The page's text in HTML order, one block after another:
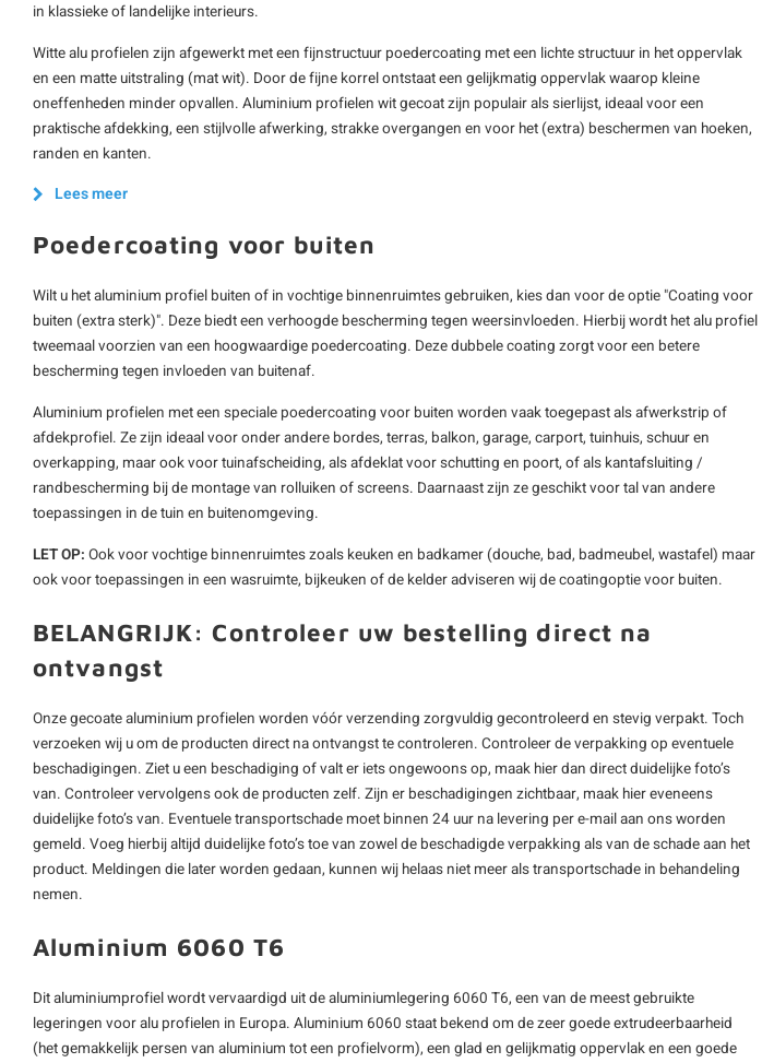
in klassieke of landelijke interieurs.
Witte alu profielen zijn afgewerkt met een fijnstructuur poedercoating met een lichte structuur in het oppervlak
en een matte uitstraling (mat wit). Door de fijne korrel ontstaat een gelijkmatig oppervlak waarop kleine
oneffenheden minder opvallen. Aluminium profielen wit gecoat zijn populair als sierlijst, ideaal voor een
praktische afdekking, een stijlvolle afwerking, strakke overgangen en voor het (extra) beschermen van hoeken,
randen en kanten.
Lees meer
Poedercoating voor buiten
Wilt u het aluminium profiel buiten of in vochtige binnenruimtes gebruiken, kies dan voor de optie "Coating voor
buiten (extra sterk)". Deze biedt een verhoogde bescherming tegen weersinvloeden. Hierbij wordt het alu profiel
tweemaal voorzien van een hoogwaardige poedercoating. Deze dubbele coating zorgt voor een betere
bescherming tegen invloeden van buitenaf.
Aluminium profielen met een speciale poedercoating voor buiten worden vaak toegepast als afwerkstrip of
afdekprofiel. Ze zijn ideaal voor onder andere bordes, terras, balkon, garage, carport, tuinhuis, schuur en
overkapping, maar ook voor tuinafscheiding, als afdeklat voor schutting en poort, of als kantafsluiting /
randbescherming bij de montage van rolluiken of screens. Daarnaast zijn ze geschikt voor tal van andere
toepassingen in de tuin en buitenomgeving.
LET OP: Ook voor vochtige binnenruimtes zoals keuken en badkamer (douche, bad, badmeubel, wastafel) maar
ook voor toepassingen in een wasruimte, bijkeuken of de kelder adviseren wij de coatingoptie voor buiten.
BELANGRIJK: Controleer uw bestelling direct na
ontvangst
Onze gecoate aluminium profielen worden vóór verzending zorgvuldig gecontroleerd en stevig verpakt. Toch
verzoeken wij u om de producten direct na ontvangst te controleren. Controleer de verpakking op eventuele
beschadigingen. Ziet u een beschadiging of valt er iets ongewoons op, maak hier dan direct duidelijke foto’s
van. Controleer vervolgens ook de producten zelf. Zijn er beschadigingen zichtbaar, maak hier eveneens
duidelijke foto’s van. Eventuele transportschade moet binnen 24 uur na levering per e-mail aan ons worden
gemeld. Voeg hierbij altijd duidelijke foto’s toe van zowel de beschadigde verpakking als van de schade aan het
product. Meldingen die later worden gedaan, kunnen wij helaas niet meer als transportschade in behandeling
nemen.
Aluminium 6060 T6
Dit aluminiumprofiel wordt vervaardigd uit de aluminiumlegering 6060 T6, een van de meest gebruikte
legeringen voor alu profielen in Europa. Aluminium 6060 staat bekend om de zeer goede extrudeerbaarheid
(het gemakkelijk persen van aluminium tot een profielvorm), een glad en gelijkmatig oppervlak en een goede